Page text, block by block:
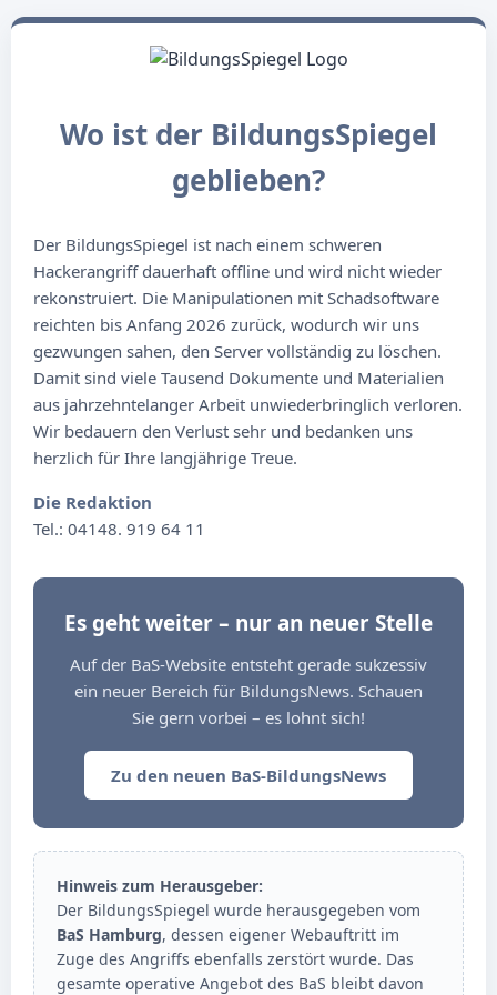
Wo ist der BildungsSpiegel
geblieben?
Der BildungsSpiegel ist nach einem schweren
Hackerangriff dauerhaft offline und wird nicht wieder
rekonstruiert. Die Manipulationen mit Schadsoftware
reichten bis Anfang 2026 zurück, wodurch wir uns
gezwungen sahen, den Server vollständig zu löschen.
Damit sind viele Tausend Dokumente und Materialien
aus jahrzehntelanger Arbeit unwiederbringlich verloren.
Wir bedauern den Verlust sehr und bedanken uns
herzlich für Ihre langjährige Treue.
Die Redaktion
Tel.: 04148. 919 64 11
Es geht weiter – nur an neuer Stelle
Auf der BaS-Website entsteht gerade sukzessiv
ein neuer Bereich für BildungsNews. Schauen
Sie gern vorbei – es lohnt sich!
Zu den neuen BaS-BildungsNews
Hinweis zum Herausgeber:
Der BildungsSpiegel wurde herausgegeben vom
BaS Hamburg, dessen eigener Webauftritt im
Zuge des Angriffs ebenfalls zerstört wurde. Das
gesamte operative Angebot des BaS bleibt davon